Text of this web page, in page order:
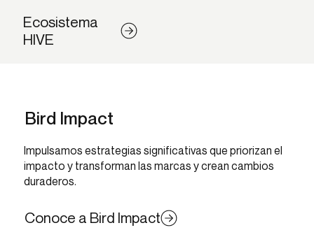
Ecosistema
HIVE
Bird Impact
Impulsamos estrategias significativas que priorizan el
impacto y transforman las marcas y crean cambios
duraderos.
Conoce a Bird Impact